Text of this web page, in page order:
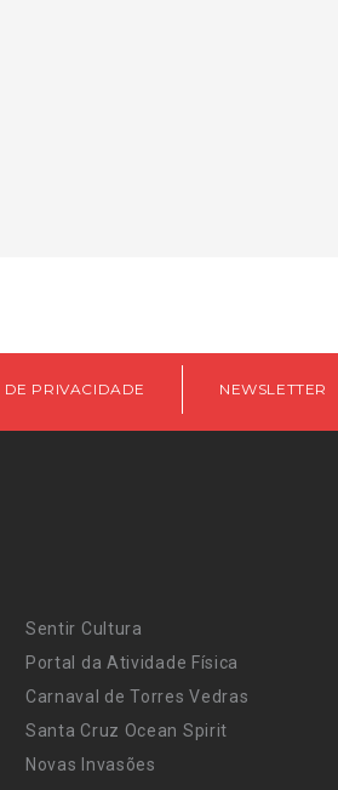
PRIVACIDADE NEWSLETTER
Sentir Cultura
Portal da Atividade Física
Carnaval de Torres Vedras
Santa Cruz Ocean Spirit
Novas Invasões